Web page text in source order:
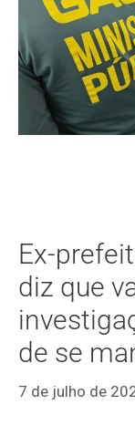
Ex-
diz que
de se
7 de julho de